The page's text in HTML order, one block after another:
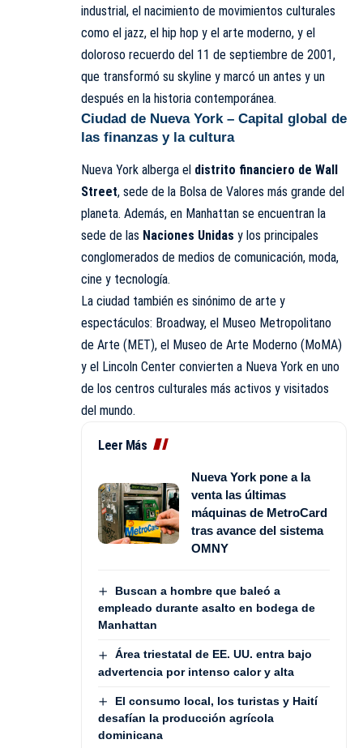
industrial, el nacimiento de movimientos culturales
como el jazz, el hip hop y el arte moderno, y el
doloroso recuerdo del 11 de septiembre de 2001,
que transformó su skyline y marcó un antes y un
después en la historia contemporánea.
Ciudad de Nueva York – Capital global de
las finanzas y la cultura
Nueva York alberga el distrito financiero de Wall
Street, sede de la Bolsa de Valores más grande del
planeta. Además, en Manhattan se encuentran la
sede de las Naciones Unidas y los principales
conglomerados de medios de comunicación, moda,
cine y tecnología.
La ciudad también es sinónimo de arte y
espectáculos: Broadway, el Museo Metropolitano
de Arte (MET), el Museo de Arte Moderno (MoMA)
y el Lincoln Center convierten a Nueva York en uno
de los centros culturales más activos y visitados
del mundo.
Leer Más
Nueva York pone a la
venta las últimas
máquinas de MetroCard
tras avance del sistema
OMNY
Buscan a hombre que baleó a
empleado durante asalto en bodega de
Manhattan
Área triestatal de EE. UU. entra bajo
advertencia por intenso calor y alta
El consumo local, los turistas y Haití
desafían la producción agrícola
dominicana